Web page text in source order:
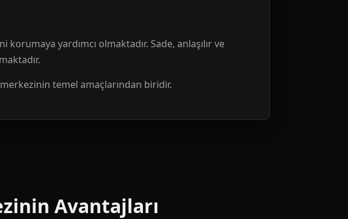
yardımcı olmaktadır. Sade, anlaşılır ve
temel amaçlarından biridir.
Avantajları